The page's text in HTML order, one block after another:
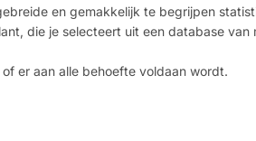
en gemakkelijk te begrijpen
die je selecteert uit een database van
er aan alle behoefte voldaan wordt.